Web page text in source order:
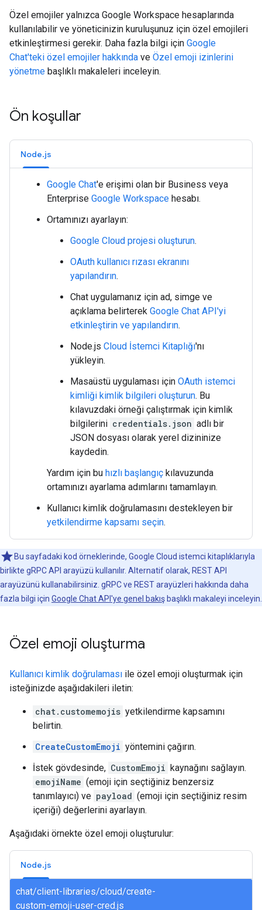
Özel emojiler yalnızca Google Workspace hesaplarında
kullanılabilir ve yöneticinizin kuruluşunuz için özel emojileri
etkinleştirmesi gerekir. Daha fazla bilgi için Google
Chat'teki özel emojiler hakkında ve Özel emoji izinlerini
yönetme başlıklı makaleleri inceleyin.
Ön koşullar
Node.js
Google Chat'e erişimi olan bir Business veya
Enterprise Google Workspace hesabı.
Ortamınızı ayarlayın:
Google Cloud projesi oluşturun.
OAuth kullanıcı rızası ekranını
yapılandırın.
Chat uygulamanız için ad, simge ve
açıklama belirterek Google Chat API'yi
etkinleştirin ve yapılandırın.
Node.js Cloud İstemci Kitaplığı'nı
yükleyin.
Masaüstü uygulaması için OAuth istemci
kimliği kimlik bilgileri oluşturun. Bu
kılavuzdaki örneği çalıştırmak için kimlik
bilgilerini credentials.json adlı bir
JSON dosyası olarak yerel dizininize
kaydedin.
Yardım için bu hızlı başlangıç kılavuzunda
ortamınızı ayarlama adımlarını tamamlayın.
Kullanıcı kimlik doğrulamasını destekleyen bir
yetkilendirme kapsamı seçin.
Bu sayfadaki kod örneklerinde, Google Cloud istemci kitaplıklarıyla
birlikte gRPC API arayüzü kullanılır. Alternatif olarak, REST API
arayüzünü kullanabilirsiniz. gRPC ve REST arayüzleri hakkında daha
fazla bilgi için Google Chat API'ye genel bakış başlıklı makaleyi inceleyin.
Özel emoji oluşturma
Kullanıcı kimlik doğrulaması ile özel emoji oluşturmak için
isteğinizde aşağıdakileri iletin:
chat.customemojis yetkilendirme kapsamını
belirtin.
CreateCustomEmoji yöntemini çağırın.
İstek gövdesinde, CustomEmoji kaynağını sağlayın.
emojiName (emoji için seçtiğiniz benzersiz
tanımlayıcı) ve payload (emoji için seçtiğiniz resim
içeriği) değerlerini ayarlayın.
Aşağıdaki örnekte özel emoji oluşturulur:
Node.js
chat/client-libraries/cloud/create-
custom-emoji-user-cred.js